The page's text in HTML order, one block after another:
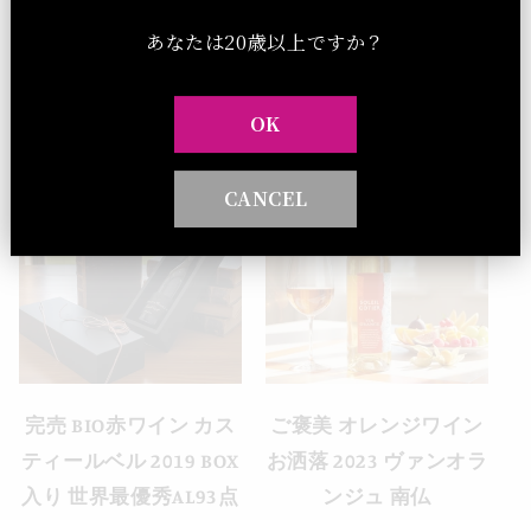
ト 予約受付中
（税込）¥8,855
予定
通
価
（税込）¥9,350
完売 BIO赤ワイン カス
ティールベル 2019 BOX
入り 世界最優秀AL93点
ご褒美 オレンジワイン
お洒落 2023 ヴァンオラ
ンジュ 南仏
あなたは20歳以上ですか？
OK
CANCEL